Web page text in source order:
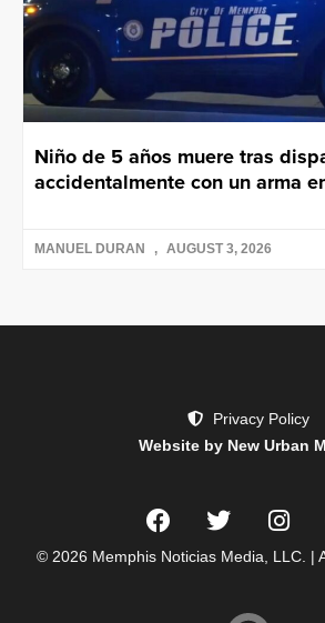
Niño de 5 años muere tras
accidentalmente con un arma
MANUEL DURAN AUGUST 3, 2026
Privacy Policy
Website by New Urban
© 2026 Memphis Noticias Media, LLC. |